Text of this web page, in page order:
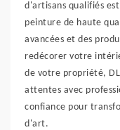
d'artisans qualifiés
peinture de haute
avancées et des
redécorer votre
de votre propriété,
attentes avec
confiance pour
d'art.